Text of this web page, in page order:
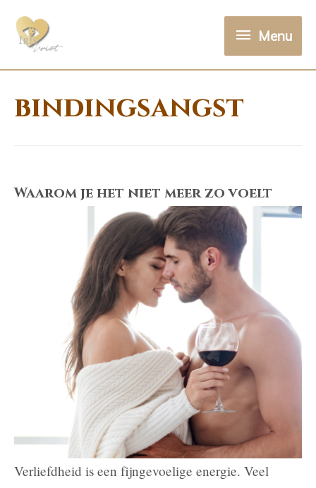
Menu
Menu
bindingsangst
Waarom je het niet meer zo voelt
Verliefdheid is een fijngevoelige energie. Veel